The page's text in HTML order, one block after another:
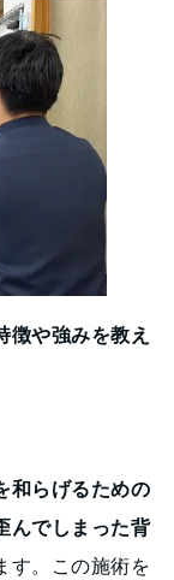
や強みを教え
和らげるための
んでしまった背
す。この施術を